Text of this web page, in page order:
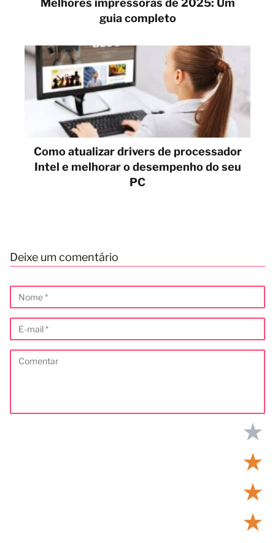
Melhores impressoras de 2025: Um
guia completo
Como atualizar drivers de processador
Intel e melhorar o desempenho do seu
PC
Deixe um comentário
★
★
★
★